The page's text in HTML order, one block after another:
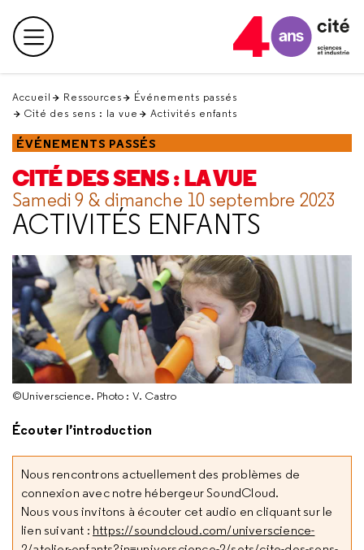
en
haut Menu principal
Accueil Ressources
Événements passés
Cité des sens : la vue
Activités enfants
ÉVÉNEMENTS PASSÉS
CITÉ DES SENS : LA VUE
Samedi 9 & dimanche 10 septembre 2023
ACTIVITÉS ENFANTS
©Universcience. Photo : V. Castro
Écouter l’introduction
Nous rencontrons actuellement des problèmes de
connexion avec notre hébergeur SoundCloud.
Nous vous invitons à écouter cet audio en cliquant sur le
lien suivant : https://soundcloud.com/universcience-